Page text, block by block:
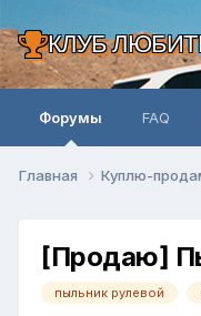
КЛУБ
Форумы FAQ
Главная Куплю-
[Продаю]
пыльник рулевой